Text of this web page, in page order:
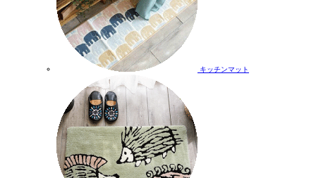
キッチンマット